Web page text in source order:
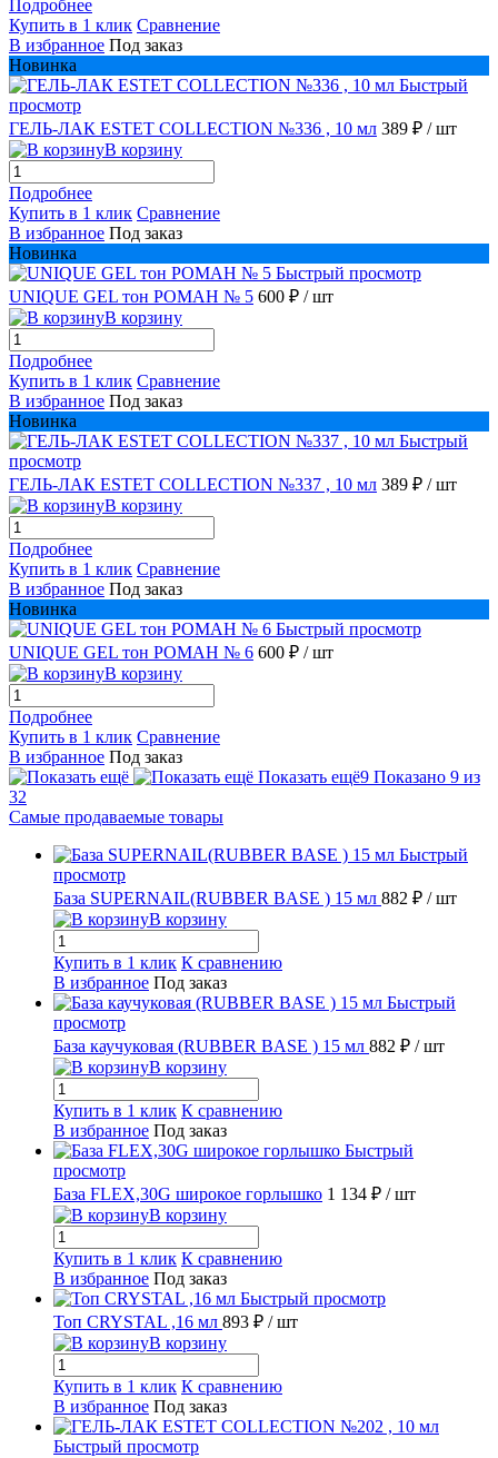
Подробнее
Купить в 1 клик Сравнение
В избранное Под заказ
Новинка
Быстрый
просмотр
ГЕЛЬ-ЛАК ESTET COLLECTION №336 , 10 мл 389 ₽ / шт
В корзину
Подробнее
Купить в 1 клик Сравнение
В избранное Под заказ
Новинка
Быстрый просмотр
UNIQUE GEL тон РОМАН № 5 600 ₽ / шт
В корзину
Подробнее
Купить в 1 клик Сравнение
В избранное Под заказ
Новинка
Быстрый
просмотр
ГЕЛЬ-ЛАК ESTET COLLECTION №337 , 10 мл 389 ₽ / шт
В корзину
Подробнее
Купить в 1 клик Сравнение
В избранное Под заказ
Новинка
Быстрый просмотр
UNIQUE GEL тон РОМАН № 6 600 ₽ / шт
В корзину
Подробнее
Купить в 1 клик Сравнение
В избранное Под заказ
Показать ещё9 Показано 9 из
32
Самые продаваемые товары
Быстрый
просмотр
База SUPERNAIL(RUBBER BASE ) 15 мл 882 ₽ / шт
В корзину
Купить в 1 клик К сравнению
В избранное Под заказ
Быстрый
просмотр
База каучуковая (RUBBER BASE ) 15 мл 882 ₽ / шт
В корзину
Купить в 1 клик К сравнению
В избранное Под заказ
Быстрый
просмотр
База FLEX,30G широкое горлышко 1 134 ₽ / шт
В корзину
Купить в 1 клик К сравнению
В избранное Под заказ
Быстрый просмотр
Топ CRYSTAL ,16 мл 893 ₽ / шт
В корзину
Купить в 1 клик К сравнению
В избранное Под заказ
Быстрый просмотр